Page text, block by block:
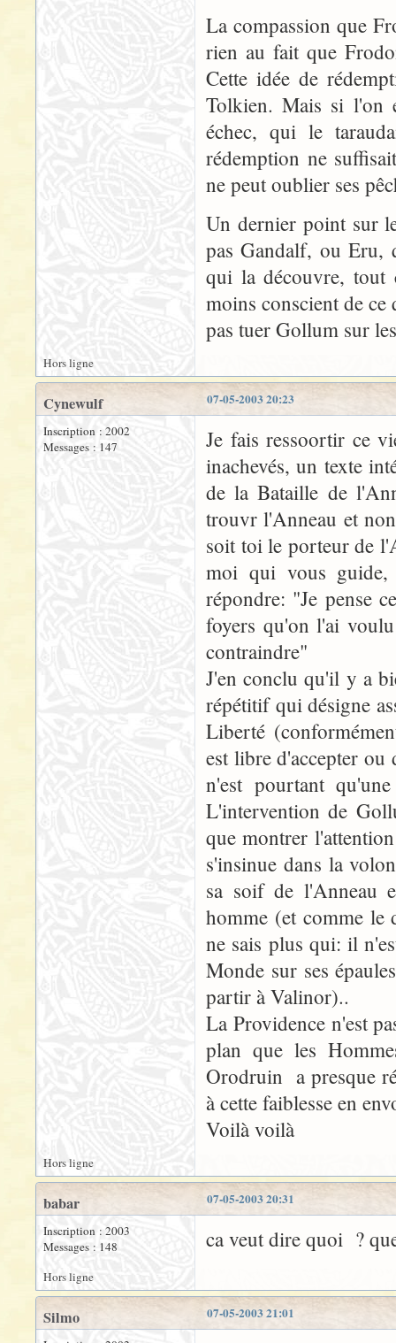
La compassion que
rien au fait que
Cette idée de
Tolkien. Mais si l'on
échec, qui le
rédemption ne
ne peut oublier ses
Un dernier point sur
pas Gandalf, ou Eru,
qui la découvre, tout
moins conscient de
pas tuer Gollum sur
Hors ligne
07-05-2003 20:23
Cynewulf
Inscription : 2002
Messages : 147
Je fais ressoortir ce
inachevés, un texte
de la Bataille de
trouvr l'Anneau et
soit toi le porteur de
moi qui vous guide,
répondre: "Je pense
foyers qu'on l'ai
contraindre"
J'en conclu qu'il y a
répétitif qui désigne
Liberté
est libre d'accepter
n'est pourtant
L'intervention de
que montrer
s'insinue dans la
sa soif de l'Anneau
homme (et comme le
ne sais plus qui: il
Monde sur ses
partir à Valinor)..
La Providence n'est
plan que les
Orodruin a presque
à cette faiblesse en
Voilà voilà
Hors ligne
07-05-2003 20:31
babar
Inscription : 2003
Messages : 148
ca veut dire quoi ?
Hors ligne
07-05-2003 21:01
Silmo